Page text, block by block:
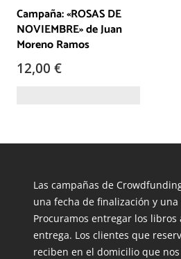
Campaña: «ROSAS DE
NOVIEMBRE» de Juan
Moreno Ramos
12,00 €
Las campañas de
una fecha de finalización y
Procuramos entregar los
entrega. Los clientes que
reciben en el domicilio que